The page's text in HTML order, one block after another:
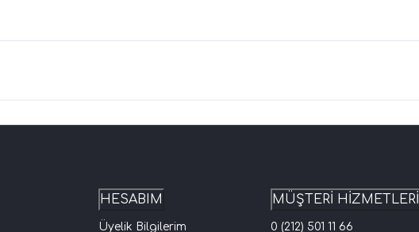
HESABIM
Üyelik Bilgilerim
MÜŞTERİ HİZMETLERİ
0 (212) 501 11 66